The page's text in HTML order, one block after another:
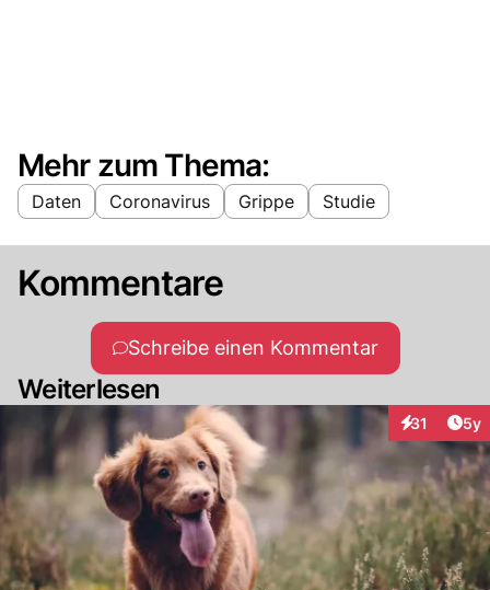
Mehr zum Thema:
Daten Coronavirus Grippe Studie
Kommentare
Schreibe einen Kommentar
Weiterlesen
31 5y